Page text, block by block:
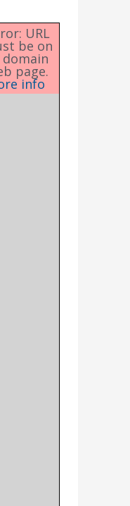
URL
be on
page.
info